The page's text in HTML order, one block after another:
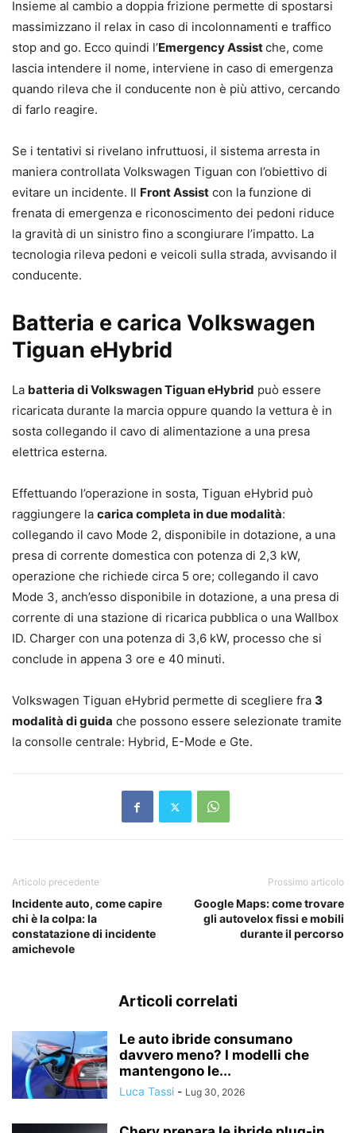
Insieme al cambio a doppia frizione permette di spostarsi
massimizzano il relax in caso di incolonnamenti e traffico
stop and go. Ecco quindi l’Emergency Assistche, come
lascia intendere il nome, interviene in caso di emergenza
quando rileva che il conducente non è più attivo, cercando
di farlo reagire.
Se i tentativi si rivelano infruttuosi, il sistema arresta in
maniera controllata Volkswagen Tiguan con l’obiettivo di
evitare un incidente. Il Front Assist con la funzione di
frenata di emergenza e riconoscimento dei pedoni riduce
la gravità di un sinistro fino a scongiurare l’impatto. La
tecnologia rileva pedoni e veicoli sulla strada, avvisando il
conducente.
Batteria e carica Volkswagen
Tiguan eHybrid
La batteria di Volkswagen Tiguan eHybrid può essere
ricaricata durante la marcia oppure quando la vettura è in
sosta collegando il cavo di alimentazione a una presa
elettrica esterna.
Effettuando l’operazione in sosta, Tiguan eHybrid può
raggiungere la carica completa in due modalità:
collegando il cavo Mode 2, disponibile in dotazione, a una
presa di corrente domestica con potenza di 2,3 kW,
operazione che richiede circa 5 ore; collegando il cavo
Mode 3, anch’esso disponibile in dotazione, a una presa di
corrente di una stazione di ricarica pubblica o una Wallbox
ID. Charger con una potenza di 3,6 kW, processo che si
conclude in appena 3 ore e 40 minuti.
Volkswagen Tiguan eHybrid permette di scegliere fra 3
modalità di guida che possono essere selezionate tramite
la consolle centrale: Hybrid, E-Mode e Gte.
Articolo precedente
Incidente auto, come capire
chi è la colpa: la
constatazione di incidente
amichevole
Prossimo articolo
Google Maps: come trovare
gli autovelox fissi e mobili
durante il percorso
Articoli correlati
Le auto ibride consumano
davvero meno? I modelli che
mantengono le...
Luca Tassi - Lug 30, 2026